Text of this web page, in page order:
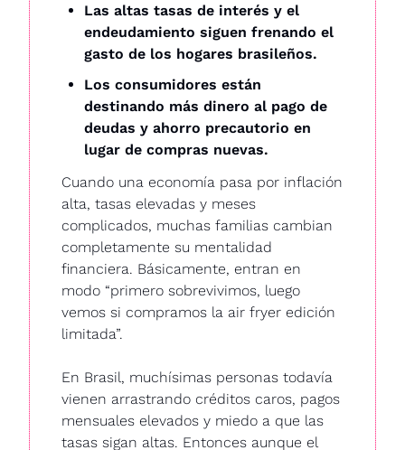
Las altas tasas de interés y el
endeudamiento siguen frenando el
gasto de los hogares brasileños.
Los consumidores están
destinando más dinero al pago de
deudas y ahorro precautorio en
lugar de compras nuevas.
Cuando una economía pasa por inflación
alta, tasas elevadas y meses
complicados, muchas familias cambian
completamente su mentalidad
financiera. Básicamente, entran en
modo “primero sobrevivimos, luego
vemos si compramos la air fryer edición
limitada”.
En Brasil, muchísimas personas todavía
vienen arrastrando créditos caros, pagos
mensuales elevados y miedo a que las
tasas sigan altas. Entonces aunque el